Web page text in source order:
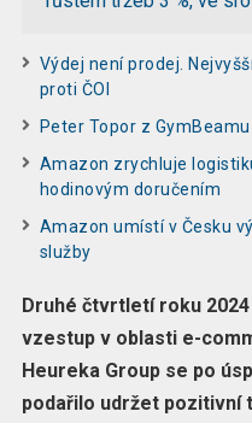
Výdej není prodej.
proti ČOI
Peter Topor z
Amazon zrychluje
hodinovým doručením
Amazon umístí v Česku
služby
Druhé čtvrtletí roku
vzestup v oblasti e-
Heureka Group se po
podařilo udržet pozitivní